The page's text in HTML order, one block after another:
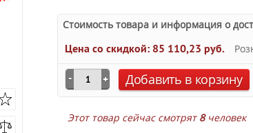
Стоимость товара и информация о
Цена со скидкой: 85 110,23 руб.
Добавить в корзину
Этот товар сейчас смотрят 8человек